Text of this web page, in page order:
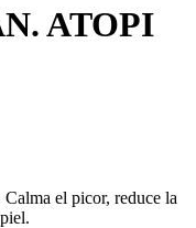
ATOPI
el picor, reduce la